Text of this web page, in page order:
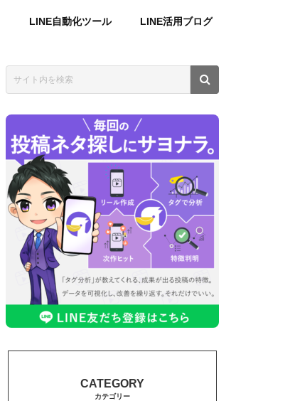
LINE自動化ツール LINE活用ブログ
カテゴリー